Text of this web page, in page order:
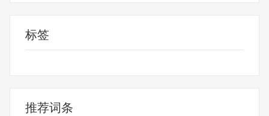
标签
推荐词条